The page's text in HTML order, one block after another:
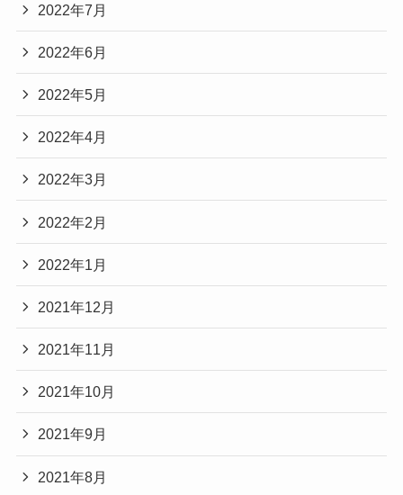
2022年7月
2022年6月
2022年5月
2022年4月
2022年3月
2022年2月
2022年1月
2021年12月
2021年11月
2021年10月
2021年9月
2021年8月